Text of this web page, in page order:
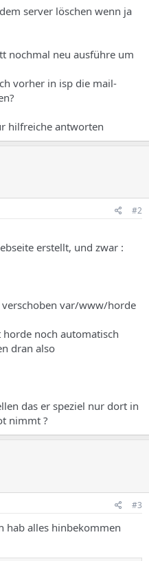
server löschen wenn ja
nochmal neu ausführe um
vorher in isp die mail-
hilfreiche antworten
#2
erstellt, und zwar :
var/www/horde
noch automatisch
dran also
das er speziel nur dort in
nimmt ?
#3
hab alles hinbekommen